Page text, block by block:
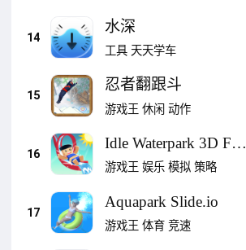
14
水深
工具 天天学车
15
忍者翻跟斗
游戏王 休闲 动作
16
Idle Waterpark 3D Fun
Aquapark
游戏王 娱乐 模拟 策略
17
Aquapark Slide.io
游戏王 体育 竞速